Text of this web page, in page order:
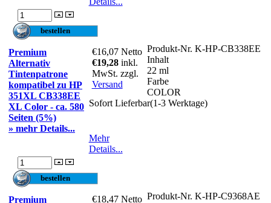
Premium
Alternativ
Tintenpatrone
kompatibel zu HP
351XL CB338EE
XL Color - ca. 580
Seiten (5%)
» mehr Details...
€16,07 Netto
€19,28 inkl.
MwSt. zzgl.
Versand
Produkt-Nr. K-HP-CB338EE
Inhalt
22 ml
Farbe
COLOR
Sofort Lieferbar(1-3 Werktage)
Mehr
Details...
Premium
€18,47 Netto Produkt-Nr. K-HP-C9368AE